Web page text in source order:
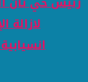
لازالة